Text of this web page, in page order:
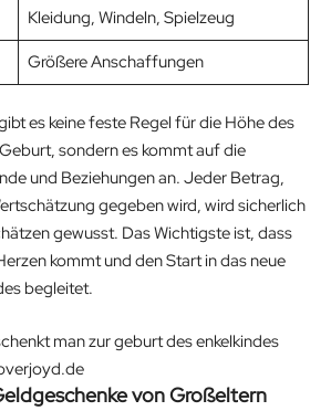
Kleidung, Windeln, Spielzeug
Größere Anschaffungen
es keine feste Regel für die Höhe des
sondern es kommt auf die
und Beziehungen an. Jeder Betrag,
gegeben wird, wird sicherlich
gewusst. Das Wichtigste ist, dass
kommt und den Start in das neue
begleitet.
von Großeltern